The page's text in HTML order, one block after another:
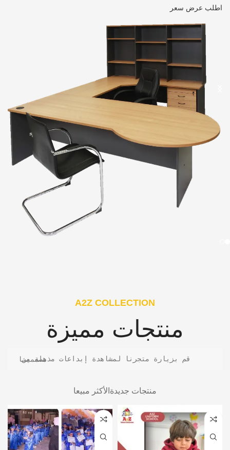
اطلب عرض سعر
A2Z COLLECTION
منتجات مميزة
قم بزيارة متجرنا لمشاهدة إبداعات مذهلة من مصممينا
منتجات جديدة الأكثر مبيعا